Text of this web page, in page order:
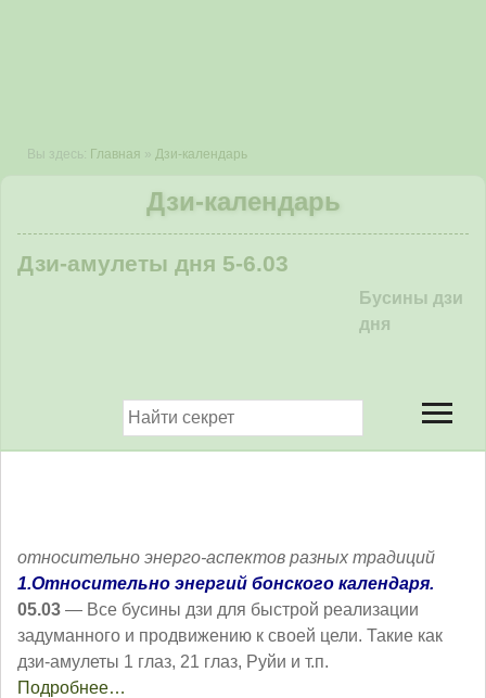
Вы здесь: Главная » Дзи-календарь
Дзи-календарь
Дзи-амулеты дня 5-6.03
Бусины дзи
дня
относительно энерго-аспектов разных традиций
1.Относительно энергий бонского календаря.
05.03 — Все бусины дзи для быстрой реализации
задуманного и продвижению к своей цели. Такие как
дзи-амулеты 1 глаз, 21 глаз, Руйи и т.п.
Подробнее…